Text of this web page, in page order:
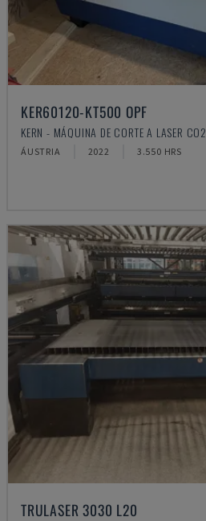
KER60120-KT500 OPF
KERN - MÁQUINA DE CORTE A LASER CO2
ÁUSTRIA 2022 3.550 HRS
TRULASER 3030 L20